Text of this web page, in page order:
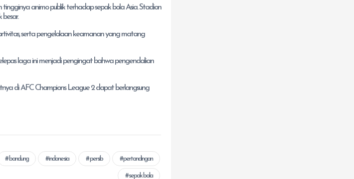
animo publik terhadap sepak bola Asia. Stadion
serta pengelolaan keamanan yang matang
laga ini menjadi pengingat bahwa pengendalian
di AFC Champions League 2 dapat berlangsung
bandung indonesia persib pertandingan
sepak bola